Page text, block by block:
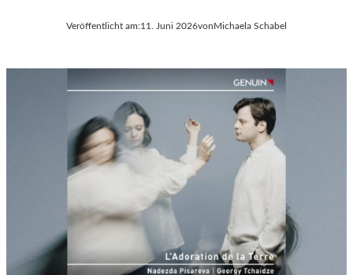
Veröffentlicht am:11. Juni 2026vonMichaela Schabel